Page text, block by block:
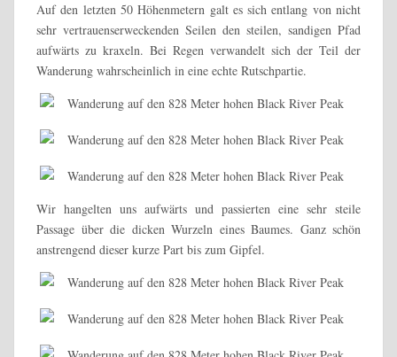
Auf den letzten 50 Höhenmetern galt es sich entlang von nicht
sehr vertrauenserweckenden Seilen den steilen, sandigen Pfad
aufwärts zu kraxeln. Bei Regen verwandelt sich der Teil der
Wanderung wahrscheinlich in eine echte Rutschpartie.
Wir hangelten uns aufwärts und passierten eine sehr steile
Passage über die dicken Wurzeln eines Baumes. Ganz schön
anstrengend dieser kurze Part bis zum Gipfel.